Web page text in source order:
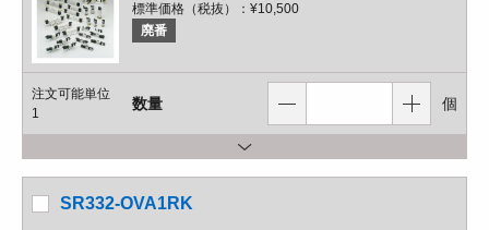
標準価格（税抜）： ¥10,500
廃番
注文可能単位
1
数量 個
SR332-OVA1RK